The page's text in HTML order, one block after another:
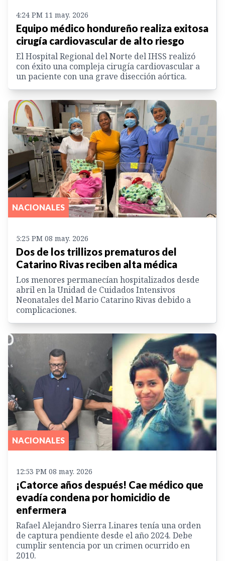
4:24 PM 11 may. 2026
Equipo médico hondureño realiza exitosa
cirugía cardiovascular de alto riesgo
El Hospital Regional del Norte del IHSS realizó
con éxito una compleja cirugía cardiovascular a
un paciente con una grave disección aórtica.
NACIONALES
5:25 PM 08 may. 2026
Dos de los trillizos prematuros del
Catarino Rivas reciben alta médica
Los menores permanecían hospitalizados desde
abril en la Unidad de Cuidados Intensivos
Neonatales del Mario Catarino Rivas debido a
complicaciones.
NACIONALES
12:53 PM 08 may. 2026
¡Catorce años después! Cae médico que
evadía condena por homicidio de
enfermera
Rafael Alejandro Sierra Linares tenía una orden
de captura pendiente desde el año 2024. Debe
cumplir sentencia por un crimen ocurrido en
2010.